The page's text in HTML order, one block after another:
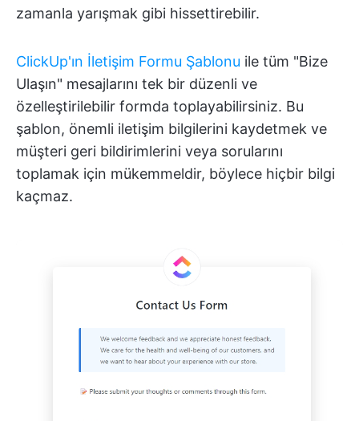
zamanla yarışmak gibi hissettirebilir.
ClickUp'ın İletişim Formu Şablonu ile tüm "Bize
Ulaşın" mesajlarını tek bir düzenli ve
özelleştirilebilir formda toplayabilirsiniz. Bu
şablon, önemli iletişim bilgilerini kaydetmek ve
müşteri geri bildirimlerini veya sorularını
toplamak için mükemmeldir, böylece hiçbir bilgi
kaçmaz.